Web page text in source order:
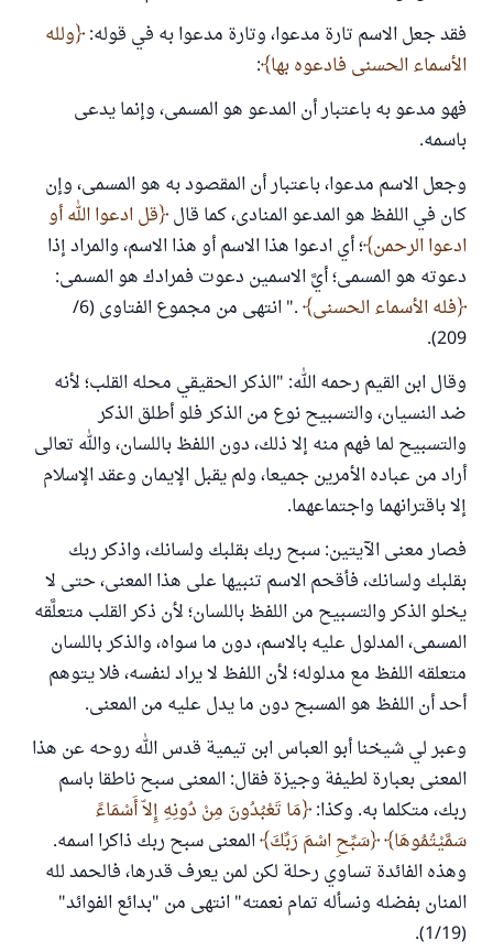
فقد جعل الاسم تارة مدعوا، وتارة مدعوا به في قوله: ولله
الأسماء الحسنى فادعوه بها :
فهو مدعو به باعتبار أن المدعو هو المسمى، وإنما يدعى
باسمه.
وجعل الاسم مدعوا، باعتبار أن المقصود به هو المسمى، وإن
كان في اللفظ هو المدعو المنادى، كما قال قل ادعوا الله أو
ادعوا الرحمن ؛ أي ادعوا هذا الاسم أو هذا الاسم، والمراد إذا
دعوته هو المسمى؛ أيَّ الاسمين دعوت فمرادك هو المسمى:
فله الأسماء الحسنى
." انتهى من مجموع الفتاوى (6/
209).
وقال ابن القيم رحمه الله: "الذكر الحقيقي محله القلب؛ لأنه
ضد النسيان، والتسبيح نوع من الذكر فلو أطلق الذكر
والتسبيح لما فهم منه إلا ذلك، دون اللفظ باللسان، والله تعالى
أراد من عباده الأمرين جميعا، ولم يقبل الإيمان وعقد الإسلام
إلا باقترانهما واجتماعهما.
فصار معنى الآيتين: سبح ربك بقلبك ولسانك، واذكر ربك
بقلبك ولسانك، فأقحم الاسم تنبيها على هذا المعنى، حتى لا
يخلو الذكر والتسبيح من اللفظ باللسان؛ لأن ذكر القلب متعلَّقه
المسمى، المدلول عليه بالاسم، دون ما سواه، والذكر باللسان
متعلقه اللفظ مع مدلوله؛ لأن اللفظ لا يراد لنفسه، فلا يتوهم
أحد أن اللفظ هو المسبح دون ما يدل عليه من المعنى.
وعبر لي شيخنا أبو العباس ابن تيمية قدس الله روحه عن هذا
المعنى بعبارة لطيفة وجيزة فقال: المعنى سبح ناطقا باسم
ربك، متكلما به. وكذا: مَا تَعْبُدُونَ مِنْ دُونِهِ إِلاّ أَسْمَاءً
سَمَّيْتُمُوهَا
سَبِّحِ اسْمَ رَبِّكَ المعنى سبح ربك ذاكرا اسمه.
وهذه الفائدة تساوي رحلة لكن لمن يعرف قدرها، فالحمد لله
المنان بفضله ونسأله تمام نعمته" انتهى من "بدائع الفوائد"
(1/19).